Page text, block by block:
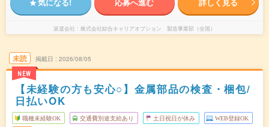
派遣会社 株式会社綜合キャリアオプション 製造事業部（全国）
未読
NEW
掲載日 2026/08/05
【未経験の方も安心○】金属部品の検査・梱包/
日払いOK
職種未経験OK 交通費別途支給あり 土日祝日が休み WEB登録OK